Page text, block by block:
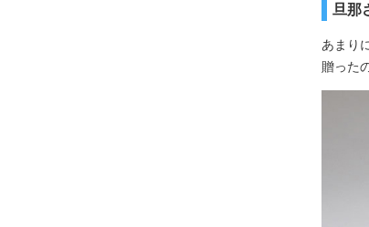
旦那
あまり
贈った